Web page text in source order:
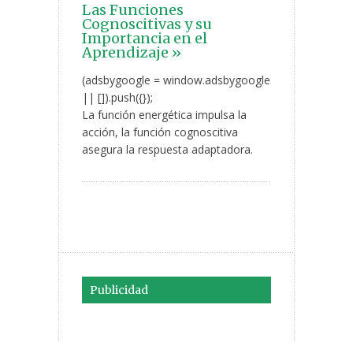
Las Funciones
Cognoscitivas y su
Importancia en el
Aprendizaje »
(adsbygoogle = window.adsbygoogle
|| []).push({});
La función energética impulsa la
acción, la función cognoscitiva
asegura la respuesta adaptadora.
Publicidad